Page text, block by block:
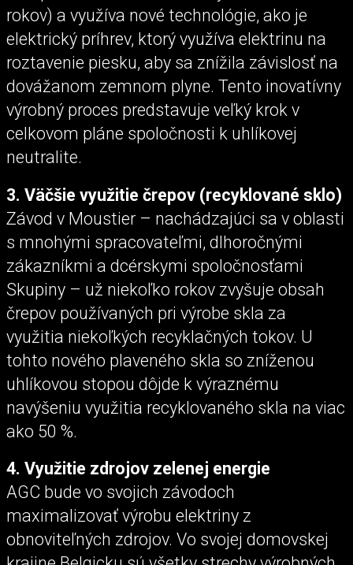
rokov) a využíva nové technológie, ako je
elektrický príhrev, ktorý využíva elektrinu na
roztavenie piesku, aby sa znížila závislosť na
dovážanom zemnom plyne. Tento inovatívny
výrobný proces predstavuje veľký krok v
celkovom pláne spoločnosti k uhlíkovej
neutralite.
3. Väčšie využitie črepov (recyklované sklo)
Závod v Moustier – nachádzajúci sa v oblasti
s mnohými spracovateľmi, dlhoročnými
zákazníkmi a dcérskymi spoločnosťami
Skupiny – už niekoľko rokov zvyšuje obsah
črepov používaných pri výrobe skla za
využitia niekoľkých recyklačných tokov. U
tohto nového plaveného skla so zníženou
uhlíkovou stopou dôjde k výraznému
navýšeniu využitia recyklovaného skla na viac
ako 50 %.
4. Využitie zdrojov zelenej energie
AGC bude vo svojich závodoch
maximalizovať výrobu elektriny z
obnoviteľných zdrojov. Vo svojej domovskej